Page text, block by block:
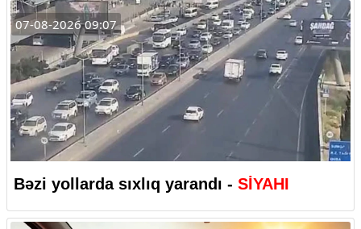
07-08-2026 09:07
Bəzi yollarda sıxlıq yarandı - SİYAHI